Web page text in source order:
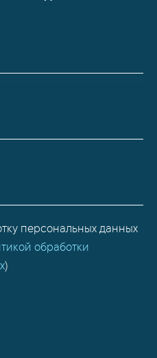
персональных данных
обработки
)